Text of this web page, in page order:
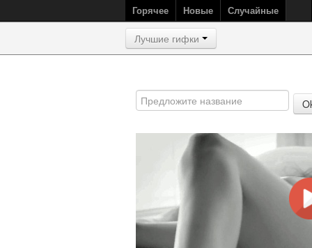
Горячее Новые Случайные
Лучшие гифки